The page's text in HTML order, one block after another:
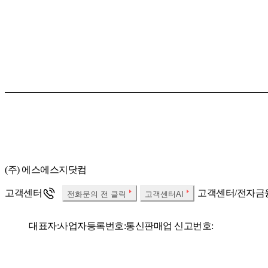
(주) 에스에스지닷컴
고객센터 전화문의 전 클릭 고객센터AI 고객센터/전자금
대표자:사업자등록번호:통신판매업 신고번호: